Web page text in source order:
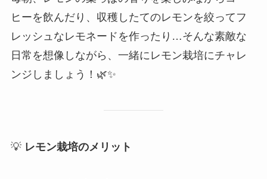
ヒーを飲んだり、収穫したてのレモンを絞ってフ
レッシュなレモネードを作ったり…そんな素敵な
日常を想像しながら、一緒にレモン栽培にチャレ
ンジしましょう！🌿✨
💡 レモン栽培のメリット